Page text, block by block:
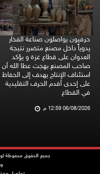
حرفيون يواصلون صناعة الفخار
يدوياً داخل مصنع متضرر نتيجة
العدوان على قطاع غزة و يؤكد
صاحب المصنع بهجت عطا الله أن
استئناف الإنتاج يهدف إلى الحفاظ
على إحدى أقدم الحرف التقليدية
في القطاع
06/08/2026 12:59 م
جميع الحقوق محفوظة